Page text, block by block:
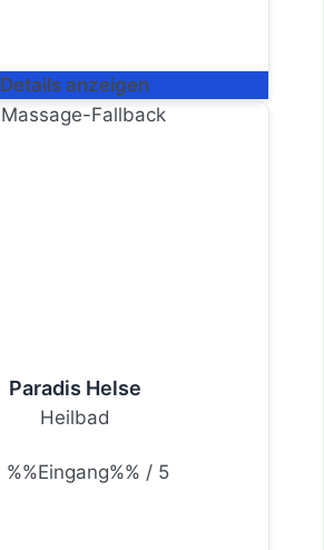
Details anzeigen
Paradis Helse
Heilbad
%%Eingang%% / 5